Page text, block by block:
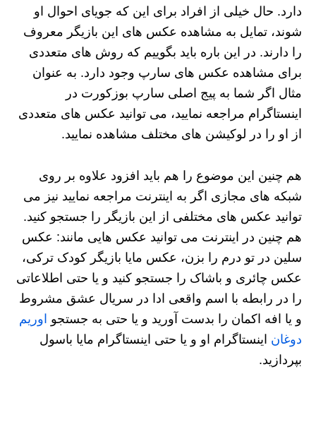
دارد. حال خیلی از افراد برای این که جویای احوال او
شوند، تمایل به مشاهده عکس های این بازیگر معروف
را دارند. در این باره باید بگوییم که روش‌ های متعددی
برای مشاهده عکس های سارپ وجود دارد. به عنوان
مثال اگر شما به پیج اصلی سارپ بوزکورت در
اینستاگرام مراجعه نمایید، می‌ توانید عکس‌ های متعددی
از او را در لوکیشن‌ های مختلف مشاهده نمایید.
هم چنین این موضوع را هم باید افزود علاوه بر روی
شبکه های مجازی اگر به اینترنت مراجعه نمایید نیز می‌
توانید عکس های مختلفی از این بازیگر را جستجو کنید.
هم چنین در اینترنت می توانید عکس هایی مانند: عکس
سلین در تو درم را بزن، عکس مایا بازیگر کودک ترکی،
عکس چائری و باشاک را جستجو کنید و یا حتی اطلاعاتی
را در رابطه با اسم واقعی ادا در سریال عشق مشروط
و یا افه اکمان را بدست آورید و یا حتی به جستجو اوریم
دوغان اینستاگرام او و یا حتی اینستاگرام مایا باسول
بپردازید.